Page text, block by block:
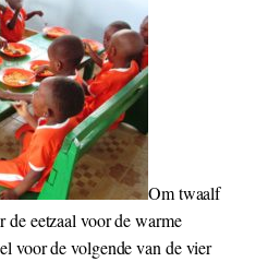
Om twaalf
de eetzaal voor de warme
voor de volgende van de vier